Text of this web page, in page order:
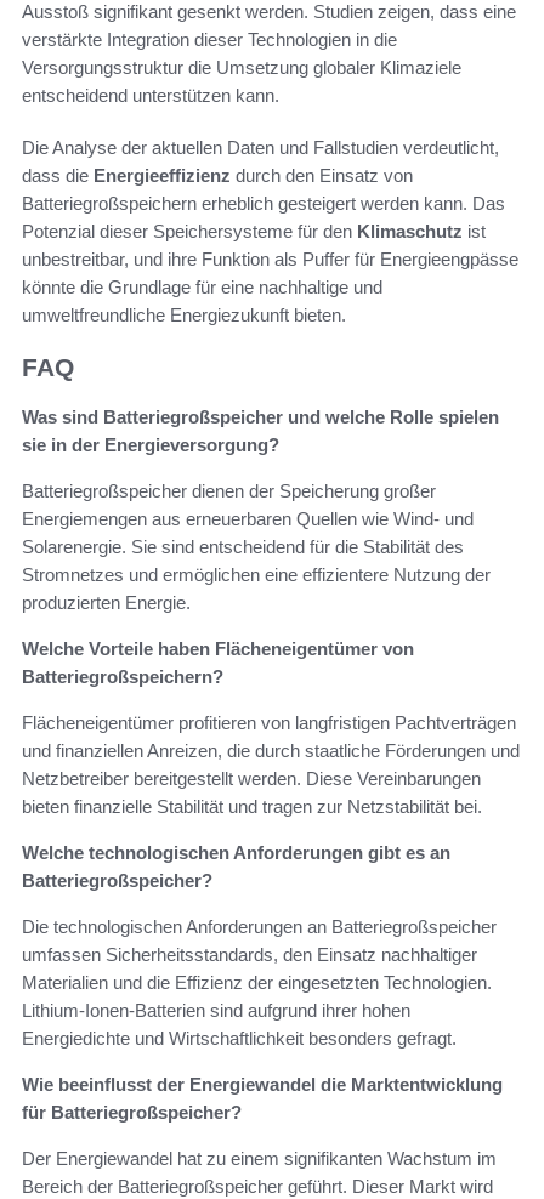
Ausstoß signifikant gesenkt werden. Studien zeigen, dass eine
verstärkte Integration dieser Technologien in die
Versorgungsstruktur die Umsetzung globaler Klimaziele
entscheidend unterstützen kann.
Die Analyse der aktuellen Daten und Fallstudien verdeutlicht,
dass die Energieeffizienz durch den Einsatz von
Batteriegroßspeichern erheblich gesteigert werden kann. Das
Potenzial dieser Speichersysteme für den Klimaschutz ist
unbestreitbar, und ihre Funktion als Puffer für Energieengpässe
könnte die Grundlage für eine nachhaltige und
umweltfreundliche Energiezukunft bieten.
FAQ
Was sind Batteriegroßspeicher und welche Rolle spielen
sie in der Energieversorgung?
Batteriegroßspeicher dienen der Speicherung großer
Energiemengen aus erneuerbaren Quellen wie Wind- und
Solarenergie. Sie sind entscheidend für die Stabilität des
Stromnetzes und ermöglichen eine effizientere Nutzung der
produzierten Energie.
Welche Vorteile haben Flächeneigentümer von
Batteriegroßspeichern?
Flächeneigentümer profitieren von langfristigen Pachtverträgen
und finanziellen Anreizen, die durch staatliche Förderungen und
Netzbetreiber bereitgestellt werden. Diese Vereinbarungen
bieten finanzielle Stabilität und tragen zur Netzstabilität bei.
Welche technologischen Anforderungen gibt es an
Batteriegroßspeicher?
Die technologischen Anforderungen an Batteriegroßspeicher
umfassen Sicherheitsstandards, den Einsatz nachhaltiger
Materialien und die Effizienz der eingesetzten Technologien.
Lithium-Ionen-Batterien sind aufgrund ihrer hohen
Energiedichte und Wirtschaftlichkeit besonders gefragt.
Wie beeinflusst der Energiewandel die Marktentwicklung
für Batteriegroßspeicher?
Der Energiewandel hat zu einem signifikanten Wachstum im
Bereich der Batteriegroßspeicher geführt. Dieser Markt wird